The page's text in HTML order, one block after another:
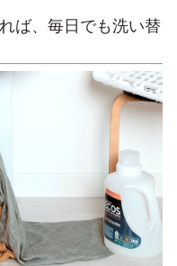
ば、毎日でも洗い替